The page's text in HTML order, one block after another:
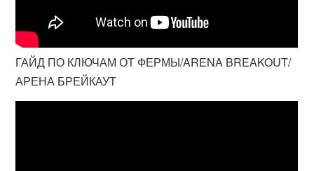
ГАЙД ПО КЛЮЧАМ ОТ ФЕРМЫ/ARENA BREAKOUT/
АРЕНА БРЕЙКАУТ